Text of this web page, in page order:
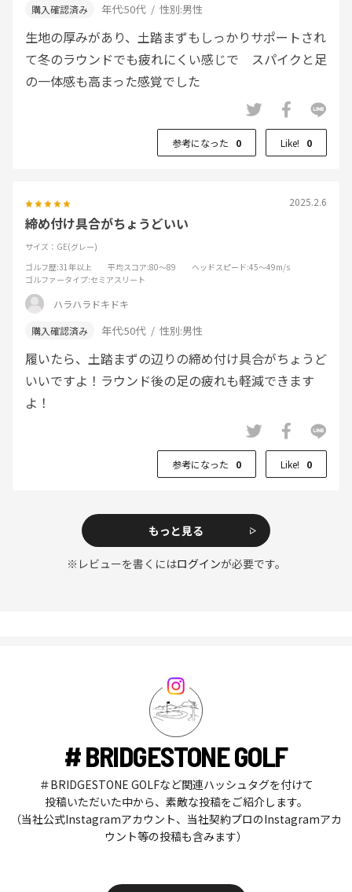
年代:50代 性別:男性
生地の厚みがあり、土踏まずもしっかりサポートされ
て冬のラウンドでも疲れにくい感じで スパイクと足
の一体感も高まった感覚でした
参考になった 0 Like! 0
2025.2.6
締め付け具合がちょうどいい
サイズ：GE(グレー)
ゴルフ歴:31年以上 平均スコア:80～89 ヘッドスピード:45～49m/s
ゴルファータイプ:セミアスリート
ハラハラドキドキ
年代:50代 性別:男性
履いたら、土踏まずの辺りの締め付け具合がちょうど
いいですよ！ラウンド後の足の疲れも軽減できます
よ！
参考になった 0 Like! 0
もっと見る
※レビューを書くにはログインが必要です。
# BRIDGESTONE GOLF
＃BRIDGESTONE GOLFなど関連ハッシュタグを付けて
投稿いただいた中から、素敵な投稿をご紹介します。
（当社公式Instagramアカウント、当社契約プロのInstagramアカ
ウント等の投稿も含みます）